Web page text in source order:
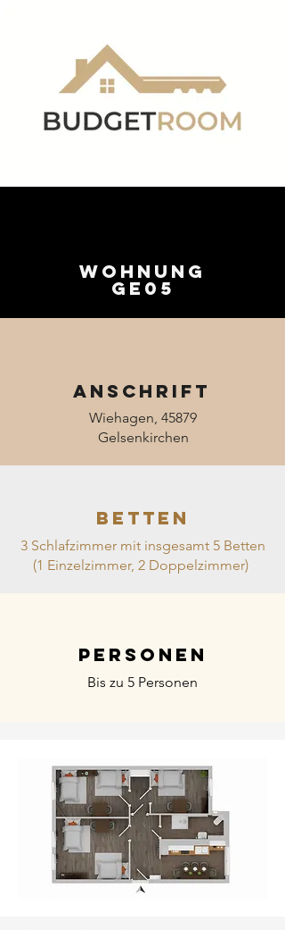
Wohnung
GE05
Anschrift
Wiehagen, 45879
Gelsenkirchen
BETTEN
3 Schlafzimmer mit insgesamt 5 Betten
(1 Einzelzimmer, 2 Doppelzimmer)
Personen
Bis zu 5 Personen